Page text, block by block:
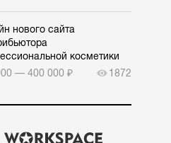
нового сайта
косметики
— 400 000 ₽
1872